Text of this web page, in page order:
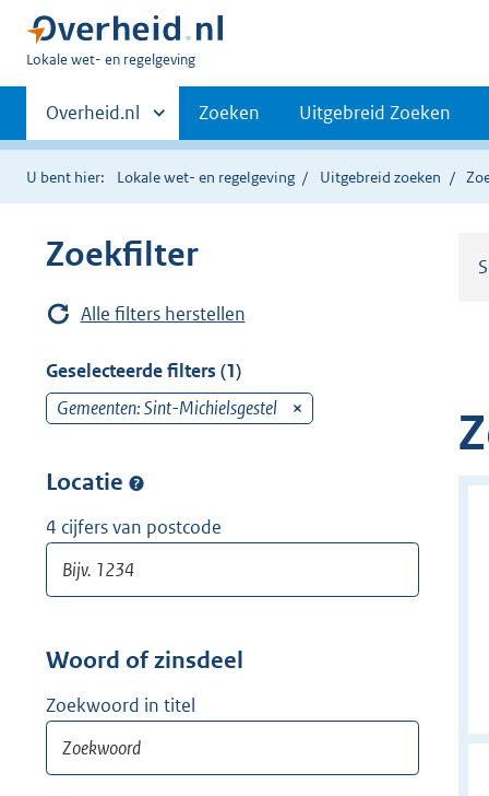
U
hier:
Lokale wet- en regelgeving
Primaire
navigatie
Andere
sites
binnen
Overheid.nl Zoeken Uitgebreid Zoeken
U bent hier: Lokale wet- en regelgeving Uitgebreid zoeken
Zoekfilter
Alle filters herstellen
Geselecteerde filters (1)
Gemeenten: Sint-Michielsgestel
Locatie
4 cijfers van postcode
Woord of zinsdeel
Zoekwoord in titel